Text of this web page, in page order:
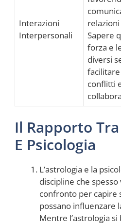
Interazioni
Interpersonali
Sapere
forza e
diversi
conflitti
Il Rapporto
E Psicologia
L’astrologia e la
discipline che
confronto per capire
possano influenzare
Mentre l’astrologia si